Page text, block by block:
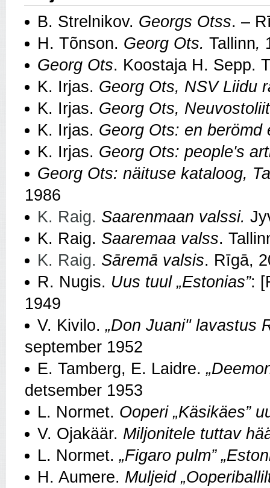
B. Strelnikov. Georgs Otss. –
H. Tõnson. Georg Ots. Tallinn,
Georg Ots. Koostaja H. Sepp.
K. Irjas. Georg Ots, NSV Liidu
K. Irjas. Georg Ots,
K. Irjas. Georg Ots: en berömd
K. Irjas. Georg Ots: people's
Georg Ots: näituse kataloog,
1986
K. Raig. Saarenmaan valssi.
K. Raig. Saaremaa valss.
K. Raig. Sāremā valsis. Rīgā,
R. Nugis. Uus tuul „Estonias”:
1949
V. Kivilo. „Don Juani" lavastus
september 1952
E. Tamberg, E. Laidre.
detsember 1953
L. Normet. Ooperi „Käsikäes”
V. Ojakäär. Miljonitele tuttav
L. Normet. „Figaro pulm”
H. Aumere. Muljeid